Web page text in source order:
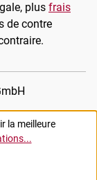
plus frais
de contre
la meilleure